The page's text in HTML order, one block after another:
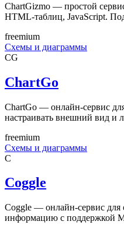
ChartGizmo — простой
HTML-таблиц, JavaScript.
freemium
Схемы и диаграммы
CG
ChartGo
ChartGo — онлайн-сервис
настраивать внешний вид и
freemium
Схемы и диаграммы
C
Coggle
Coggle — онлайн-сервис для
информацию с поддержкой